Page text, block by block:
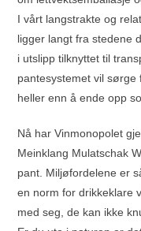
I vårt langstrakte og
ligger langt fra stedene
i utslipp tilknyttet til
pantesystemet vil
heller enn å ende opp
Nå har Vinmonopolet
Meinklang Mulatschak
pant. Miljøfordelene er
en norm for drikkeklare
med seg, de kan ikke